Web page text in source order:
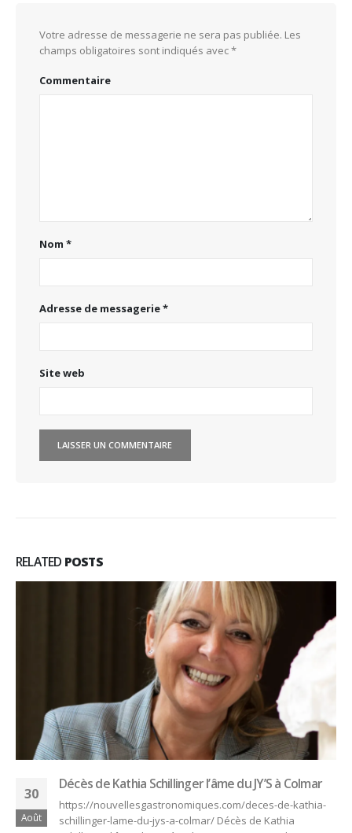
Votre adresse de messagerie ne sera pas publiée. Les
champs obligatoires sont indiqués avec*
Commentaire
Nom *
Adresse de messagerie*
Site web
RELATED POSTS
25
Août
4ème Trophée du Maître d’Hôtel : découvrez les
demi-finalistes
https://www.industrie-hoteliere.com/au-quotidien/2022-
08-20-4eme-trophee-du-maitre-dhotel-decouvrez-les-
demi-finalistes/ Les demi-finalistes au 4ème Trophée du
Maître d’Hôtel : Diane BLANCH, directrice du restaurant...
Lire la suite